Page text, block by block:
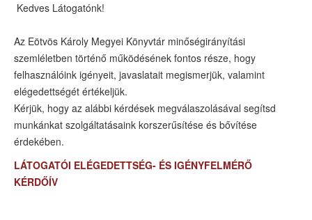
Kedves Látogatónk!
Az Eötvös Károly Megyei Könyvtár minőségirányítási
szemléletben történő működésének fontos része, hogy
felhasználóink igényeit, javaslatait megismerjük, valamint
elégedettségét értékeljük.
Kérjük, hogy az alábbi kérdések megválaszolásával segítsd
munkánkat szolgáltatásaink korszerűsítése és bővítése
érdekében.
LÁTOGATÓI ELÉGEDETTSÉG- ÉS IGÉNYFELMÉRŐ
KÉRDŐÍV